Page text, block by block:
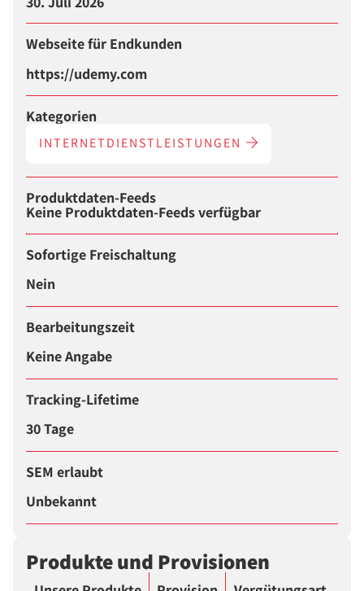
Webseite für Endkunden
https://udemy.com
Kategorien
INTERNETDIENSTLEISTUNGEN
Produktdaten-Feeds
Keine Produktdaten-Feeds verfügbar
Sofortige Freischaltung
Nein
Bearbeitungszeit
Keine Angabe
Tracking-Lifetime
30 Tage
SEM erlaubt
Unbekannt
Produkte und Provisionen